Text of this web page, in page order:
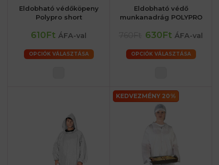
Eldobható védőköpeny
Polypro short
610Ft ÁFA-val
OPCIÓK VÁLASZTÁSA
Eldobható védő
munkanadrág POLYPRO
630Ft ÁFA-val
OPCIÓK VÁLASZTÁSA
KEDVEZMÉNY 20%